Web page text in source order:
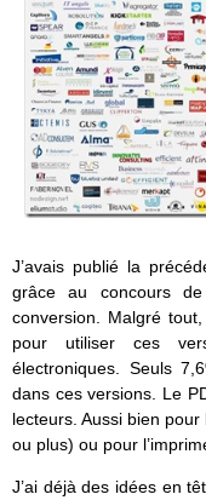
J’avais publié la
grâce au concours
conversion. Malgré
pour utiliser ces
électroniques. Seuls
dans ces versions. Le
lecteurs. Aussi bien
ou plus) ou pour
J’ai déjà des idées en